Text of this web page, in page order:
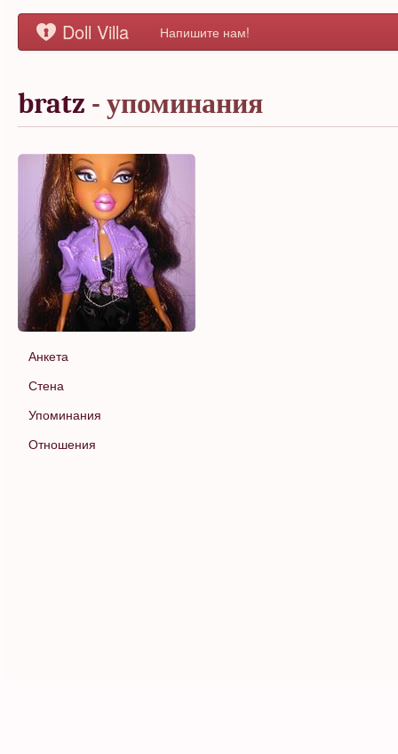
Doll Villa Напишите нам!
bratz - упоминания
Анкета
Стена
Упоминания
Отношения